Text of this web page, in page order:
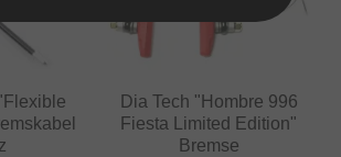
Dia Tech "Hombre 996
Fiesta Limited Edition"
Bremse